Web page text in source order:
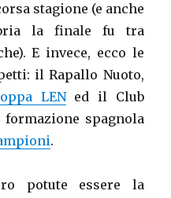
stagione (e anche
la finale fu tra
E invece, ecco le
il Rapallo Nuoto,
LENed il Club
formazione spagnola
.
potute essere la